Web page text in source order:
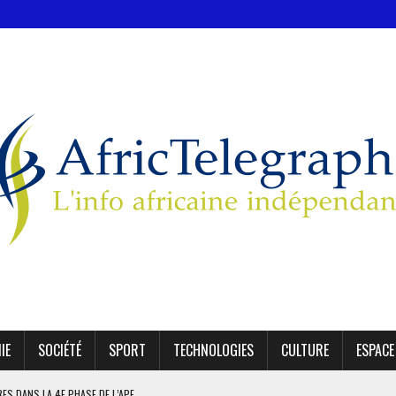
SOCIÉTÉ SPORT TECHNOLOGIES CULTURE